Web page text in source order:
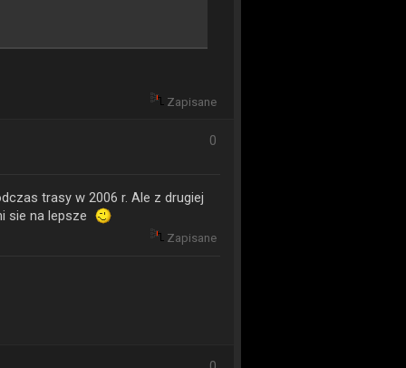
Zapisane
0
trasy w 2006 r. Ale z drugiej
sie na lepsze
Zapisane